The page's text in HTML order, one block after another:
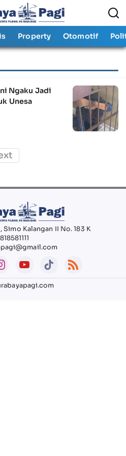
Property Otomotif
Ngaku Jadi
Unesa
Simo Kalangan II No. 183 K